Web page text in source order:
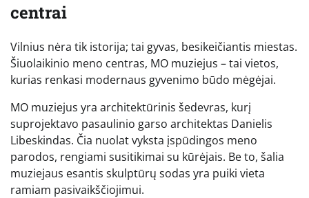
centrai
Vilnius nėra tik istorija; tai gyvas, besikeičiantis miestas.
Šiuolaikinio meno centras, MO muziejus – tai vietos,
kurias renkasi modernaus gyvenimo būdo mėgėjai.
MO muziejus yra architektūrinis šedevras, kurį
suprojektavo pasaulinio garso architektas Danielis
Libeskindas. Čia nuolat vyksta įspūdingos meno
parodos, rengiami susitikimai su kūrėjais. Be to, šalia
muziejaus esantis skulptūrų sodas yra puiki vieta
ramiam pasivaikščiojimui.